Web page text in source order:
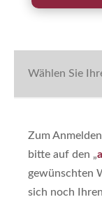
Wählen Sie
Zum
bitte auf den „
gewünschten
sich noch